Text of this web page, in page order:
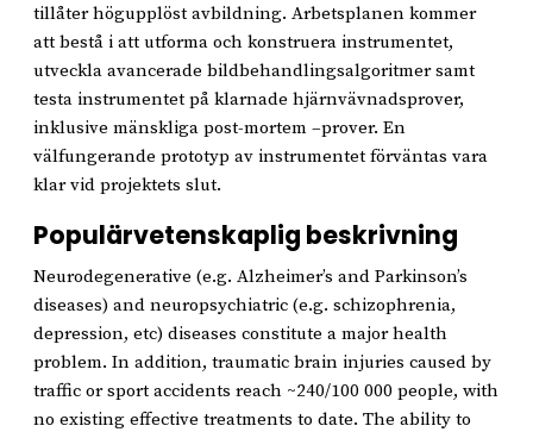
tillåter högupplöst avbildning. Arbetsplanen kommer
att bestå i att utforma och konstruera instrumentet,
utveckla avancerade bildbehandlingsalgoritmer samt
testa instrumentet på klarnade hjärnvävnadsprover,
inklusive mänskliga post-mortem –prover. En
välfungerande prototyp av instrumentet förväntas vara
klar vid projektets slut.
Populärvetenskaplig beskrivning
Neurodegenerative (e.g. Alzheimer’s and Parkinson’s
diseases) and neuropsychiatric (e.g. schizophrenia,
depression, etc) diseases constitute a major health
problem. In addition, traumatic brain injuries caused by
traffic or sport accidents reach ~240/100 000 people, with
no existing effective treatments to date. The ability to